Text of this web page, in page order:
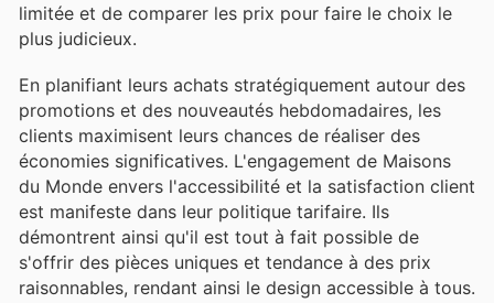
limitée et de comparer les prix pour faire le choix le
plus judicieux.
En planifiant leurs achats stratégiquement autour des
promotions et des nouveautés hebdomadaires, les
clients maximisent leurs chances de réaliser des
économies significatives. L'engagement de Maisons
du Monde envers l'accessibilité et la satisfaction client
est manifeste dans leur politique tarifaire. Ils
démontrent ainsi qu'il est tout à fait possible de
s'offrir des pièces uniques et tendance à des prix
raisonnables, rendant ainsi le design accessible à tous.